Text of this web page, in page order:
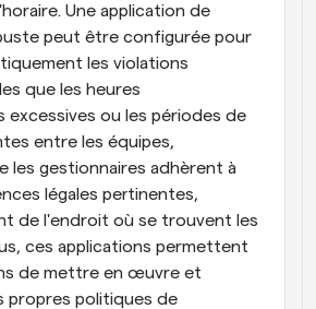
Une application de
peut être configurée pour
les violations
que les heures
excessives ou les périodes de
entre les équipes,
les gestionnaires adhèrent à
légales pertinentes,
de l'endroit où se trouvent les
ces applications permettent
de mettre en œuvre et
propres politiques de